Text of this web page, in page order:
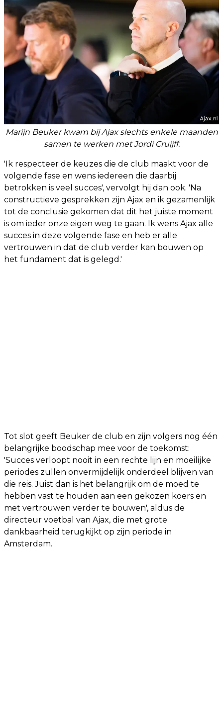
Marijn Beuker kwam bij Ajax slechts enkele maanden
samen te werken met Jordi Cruijff.
'Ik respecteer de keuzes die de club maakt voor de
volgende fase en wens iedereen die daarbij
betrokken is veel succes', vervolgt hij dan ook. 'Na
constructieve gesprekken zijn Ajax en ik gezamenlijk
tot de conclusie gekomen dat dit het juiste moment
is om ieder onze eigen weg te gaan. Ik wens Ajax alle
succes in deze volgende fase en heb er alle
vertrouwen in dat de club verder kan bouwen op
het fundament dat is gelegd.'
Tot slot geeft Beuker de club en zijn volgers nog één
belangrijke boodschap mee voor de toekomst:
'Succes verloopt nooit in een rechte lijn en moeilijke
periodes zullen onvermijdelijk onderdeel blijven van
die reis. Juist dan is het belangrijk om de moed te
hebben vast te houden aan een gekozen koers en
met vertrouwen verder te bouwen', aldus de
directeur voetbal van Ajax, die met grote
dankbaarheid terugkijkt op zijn periode in
Amsterdam.